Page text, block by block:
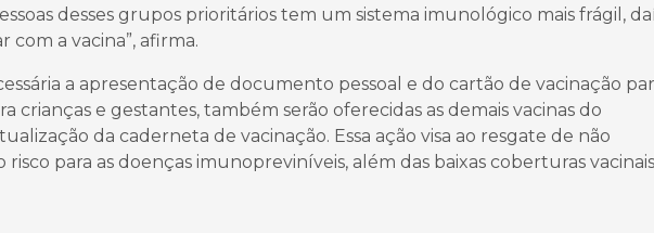
desses grupos prioritários tem um sistema imunológico mais frágil,
com a vacina”, afirma.
a apresentação de documento pessoal e do cartão de vacinação
crianças e gestantes, também serão oferecidas as demais vacinas do
da caderneta de vacinação. Essa ação visa ao resgate de não
risco para as doenças imunopreviníveis, além das baixas coberturas vacinais